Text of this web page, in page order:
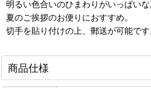
明るい色合いのひまわりがいっぱいな
夏のご挨拶のお便りにおすすめ。
切手を貼り付けの上、郵送が可能です
商品仕様